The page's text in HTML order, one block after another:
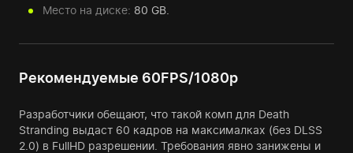
Место на диске: 80 GB.
Рекомендуемые 60FPS/1080p
Разработчики обещают, что такой комп для Death
Stranding выдаст 60 кадров на максималках (без DLSS
2.0) в FullHD разрешении. Требования явно занижены и